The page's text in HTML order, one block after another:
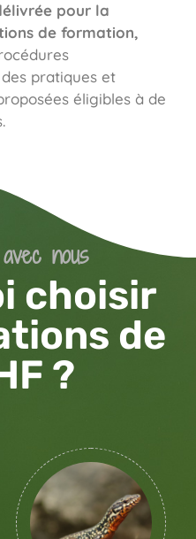
pour la
de formation,
pratiques et
éligibles à de
nous
choisir
de
?